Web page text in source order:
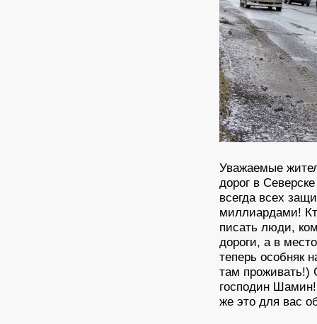
Уважаемые
дорог в
всегда всех
миллиардами!
писать люди,
дороги, а в
теперь особняк
там проживать!)
господин
же это для вас